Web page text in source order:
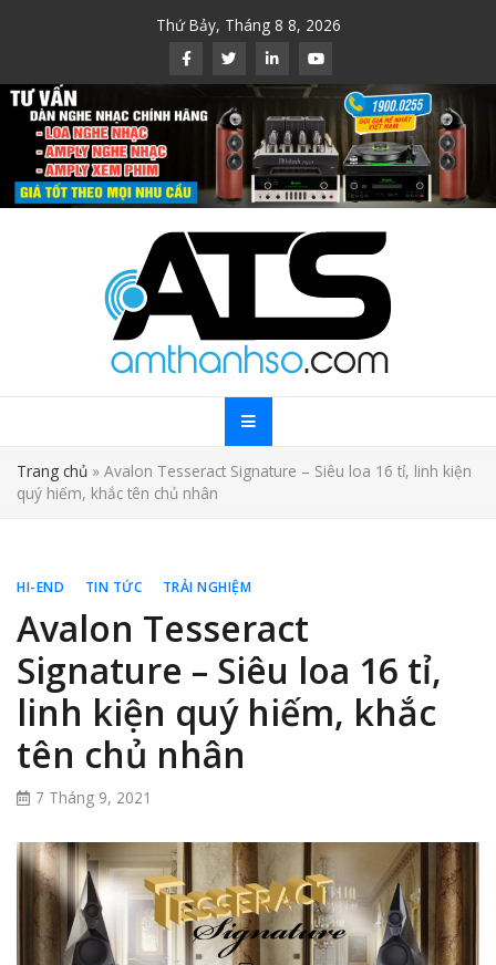
Thứ Bảy, Tháng 8 8, 2026
Trang chủ » Avalon Tesseract Signature – Siêu loa 16 tỉ, linh kiện
quý hiếm, khắc tên chủ nhân
HI-END TIN TỨC TRẢI NGHIỆM
Avalon Tesseract
Signature – Siêu loa 16 tỉ,
linh kiện quý hiếm, khắc
tên chủ nhân
7 Tháng 9, 2021